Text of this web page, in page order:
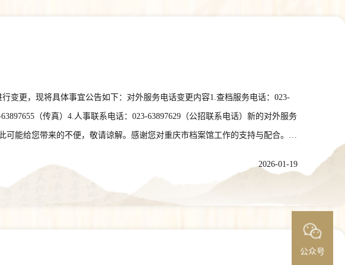
公众号
变更，现将具体事宜公告如下：对外服务电话变更内容1.查档服务电话：023-
（传真）4.人事联系电话：023-63897629（公招联系电话）新的对外服务
能给您带来的不便，敬请谅解。感谢您对重庆市档案馆工作的支持与配合。特
2026-01-19